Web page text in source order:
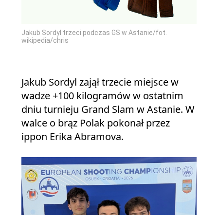
Jakub Sordyl trzeci podczas GS w Astanie/fot.
wikipedia/chris
Jakub Sordyl zajął trzecie miejsce w
wadze +100 kilogramów w ostatnim
dniu turnieju Grand Slam w Astanie. W
walce o brąz Polak pokonał przez
ippon Erika Abramova.